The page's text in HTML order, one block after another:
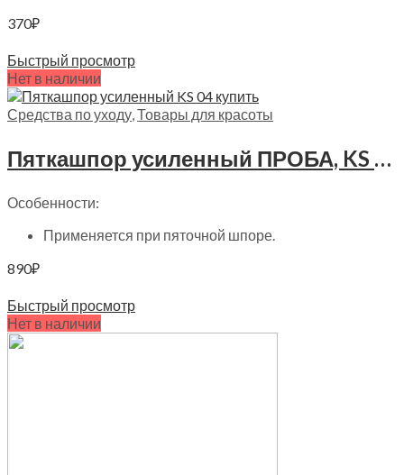
370₽
Быстрый просмотр
Нет в наличии
Средства по уходу,Товары для красоты
Пяткашпор усиленный ПРОБА, KS 04
Особенности:
Применяется при пяточной шпоре.
890₽
Быстрый просмотр
Нет в наличии